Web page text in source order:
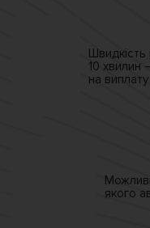
10 хвилин
на виплату
якого